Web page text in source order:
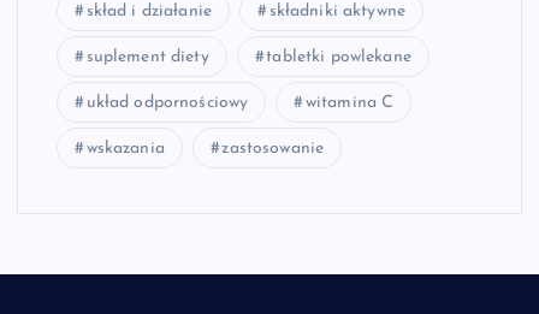
skład i działanie składniki aktywne
suplement diety tabletki powlekane
układ odpornościowy witamina C
wskazania zastosowanie